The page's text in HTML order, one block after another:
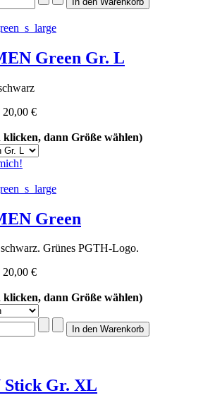
Green Gr. L
20,00 €
klicken, dann Größe wählen)
Green
Grünes PGTH-Logo.
20,00 €
klicken, dann Größe wählen)
Gr. XL